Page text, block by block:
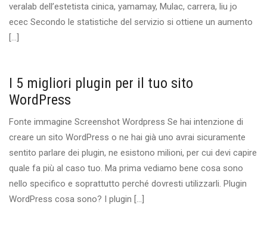
veralab dell’estetista cinica, yamamay, Mulac, carrera, liu jo
ecec Secondo le statistiche del servizio si ottiene un aumento
[…]
I 5 migliori plugin per il tuo sito
WordPress
Fonte immagine Screenshot Wordpress Se hai intenzione di
creare un sito WordPress o ne hai già uno avrai sicuramente
sentito parlare dei plugin, ne esistono milioni, per cui devi capire
quale fa più al caso tuo. Ma prima vediamo bene cosa sono
nello specifico e soprattutto perché dovresti utilizzarli. Plugin
WordPress cosa sono? I plugin […]